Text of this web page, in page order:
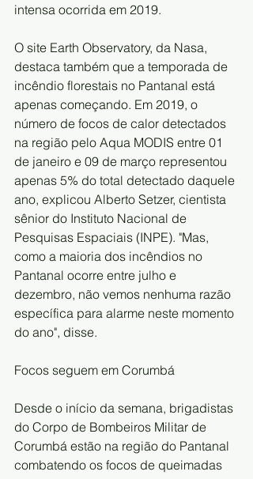
intensa ocorrida em 2019.
O site Earth Observatory, da Nasa,
destaca também que a temporada de
incêndio florestais no Pantanal está
apenas começando. Em 2019, o
número de focos de calor detectados
na região pelo Aqua MODIS entre 01
de janeiro e 09 de março representou
apenas 5% do total detectado daquele
ano, explicou Alberto Setzer, cientista
sênior do Instituto Nacional de
Pesquisas Espaciais (INPE). "Mas,
como a maioria dos incêndios no
Pantanal ocorre entre julho e
dezembro, não vemos nenhuma razão
específica para alarme neste momento
do ano", disse.
Focos seguem em Corumbá
Desde o início da semana, brigadistas
do Corpo de Bombeiros Militar de
Corumbá estão na região do Pantanal
combatendo os focos de queimadas